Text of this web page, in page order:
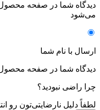
دیدگاه شما در صفحه محصول
می‌شود
ارسال با نام شما
دیدگاه شما در صفحه محصول
چرا راضی نبودید؟
لطفاً دلیل نارضایتی‌تون رو